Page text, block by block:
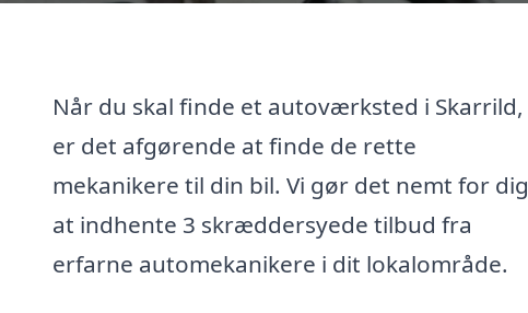
Når du skal finde et autoværksted i Skarrild,
er det afgørende at finde de rette
mekanikere til din bil. Vi gør det nemt for dig
at indhente 3 skræddersyede tilbud fra
erfarne automekanikere i dit lokalområde.